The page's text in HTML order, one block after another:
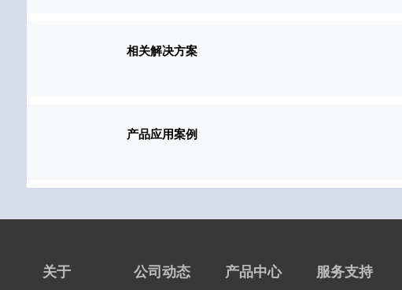
相关解决方案
产品应用案例
关于 公司动态 产品中心 服务支持